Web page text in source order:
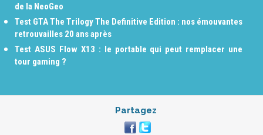
de la NeoGeo
Test GTA The Trilogy The Definitive Edition : nos émouvantes
retrouvailles 20 ans après
Test ASUS Flow X13 : le portable qui peut remplacer une
tour gaming ?
Partagez